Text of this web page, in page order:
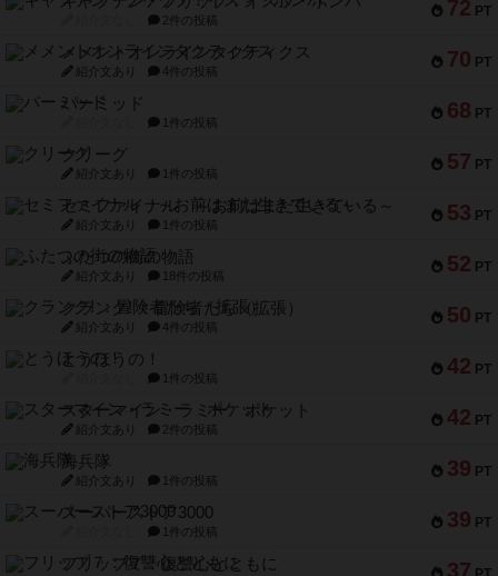
72 PT
2件の投稿
70 PT
メメントオンラインタクティクス
紹介文あり 4件の投稿
68 PT
パーミッド
1件の投稿
57 PT
クリーグ
紹介文あり 1件の投稿
53 PT
セミファイナル ～お前はまだ生きている～
紹介文あり 1件の投稿
52 PT
ふたつの街の物語
紹介文あり 18件の投稿
50 PT
クランク! ：冒険者たち（拡張）
紹介文あり 4件の投稿
42 PT
とうほうの！
1件の投稿
42 PT
スターマイン・ラミー ポケット
紹介文あり 2件の投稿
39 PT
海兵隊
紹介文あり 1件の投稿
39 PT
スーパーストア3000
1件の投稿
37
フリップ７：復讐心とともに